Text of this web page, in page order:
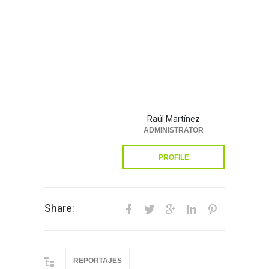
Raúl Martínez
ADMINISTRATOR
PROFILE
Share:
REPORTAJES